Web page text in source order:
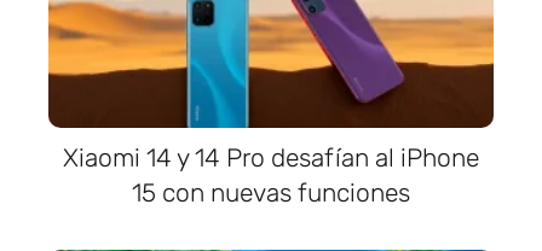
Xiaomi 14 y 14 Pro desafían al iPhone
15 con nuevas funciones